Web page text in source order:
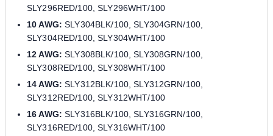
SLY296RED/100, SLY296WHT/100
10 AWG: SLY304BLK/100, SLY304GRN/100,
SLY304RED/100, SLY304WHT/100
12 AWG: SLY308BLK/100, SLY308GRN/100,
SLY308RED/100, SLY308WHT/100
14 AWG: SLY312BLK/100, SLY312GRN/100,
SLY312RED/100, SLY312WHT/100
16 AWG: SLY316BLK/100, SLY316GRN/100,
SLY316RED/100, SLY316WHT/100